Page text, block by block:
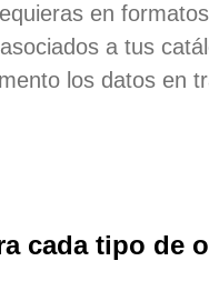
en
a tus
los datos en
cada tipo de